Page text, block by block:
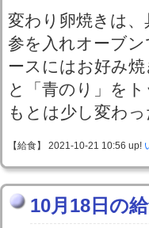
変わり卵焼きは
参を入れオーブ
ースにはお好み
と「青のり」を
もとは少し変わ
【給食】 2021-10-21 10:56 up!
10月18日の